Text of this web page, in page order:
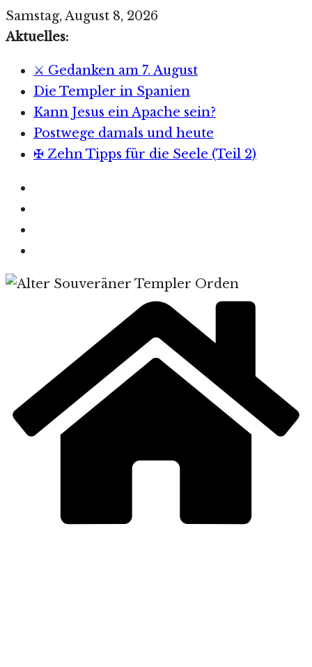
Zum
Inhalt
Samstag, August 8, 2026
Aktuelles:
⚔️ Gedanken am 7. August
Die Templer in Spanien
Kann Jesus ein Apache sein?
Postwege damals und heute
✠ Zehn Tipps für die Seele (Teil 2)